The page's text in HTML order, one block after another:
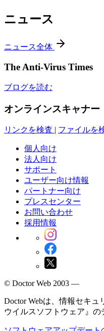
ニュース
ニュース全体
The Anti-Virus Times
ブログを読む
オンラインスキャナー
リンクを検査 | ファイルを
個人向け
法人向け
サポート
ユーザー向け情報
パートナー向け
プレスセンター
お問い合わせ
採用情報
© Doctor Web 2003 —
Doctor Webは、情報セキュ
ウイルスソフトウェア』の